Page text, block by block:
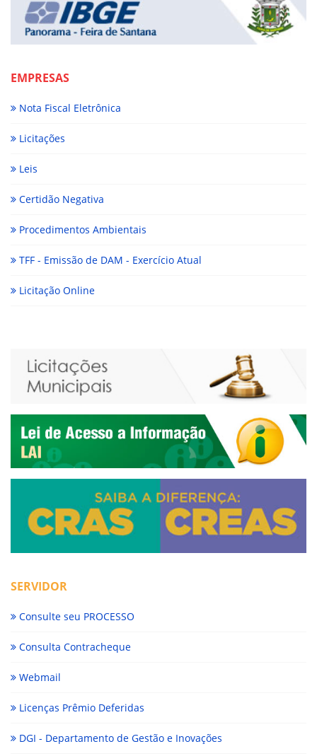
EMPRESAS
Nota Fiscal Eletrônica
Licitações
Leis
Certidão Negativa
Procedimentos Ambientais
TFF - Emissão de DAM - Exercício Atual
Licitação Online
SERVIDOR
Consulte seu PROCESSO
Consulta Contracheque
Webmail
Licenças Prêmio Deferidas
DGI - Departamento de Gestão e Inovações